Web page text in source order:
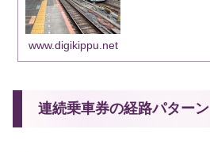
www.digikippu.net
連続乗車券の経路パターン